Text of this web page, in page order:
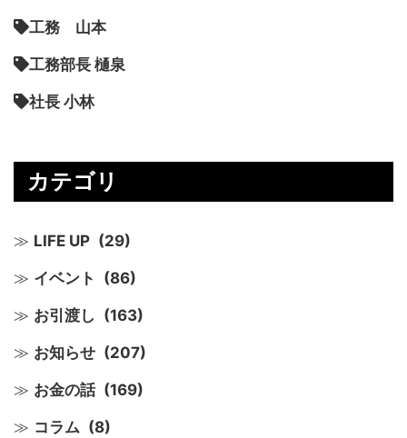
工務 山本
工務部長 樋泉
社長 小林
カテゴリ
LIFE UP (29)
イベント (86)
お引渡し (163)
お知らせ (207)
お金の話 (169)
コラム (8)